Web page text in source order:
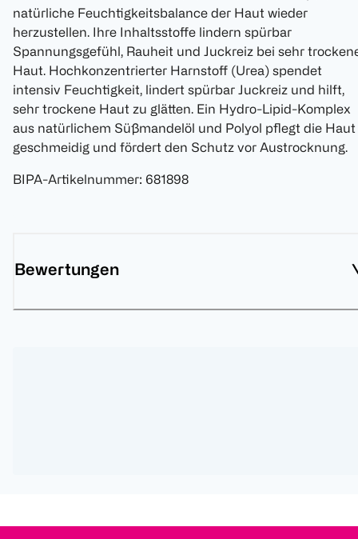
natürliche Feuchtigkeitsbalance der Haut wieder
herzustellen. Ihre Inhaltsstoffe lindern spürbar
Spannungsgefühl, Rauheit und Juckreiz bei sehr
Haut. Hochkonzentrierter Harnstoff (Urea) spendet
intensiv Feuchtigkeit, lindert spürbar Juckreiz und hilft,
sehr trockene Haut zu glätten. Ein Hydro-Lipid-Komplex
aus natürlichem Süßmandelöl und Polyol pflegt die Haut
geschmeidig und fördert den Schutz vor Austrocknung.
BIPA-Artikelnummer: 681898
Bewertungen